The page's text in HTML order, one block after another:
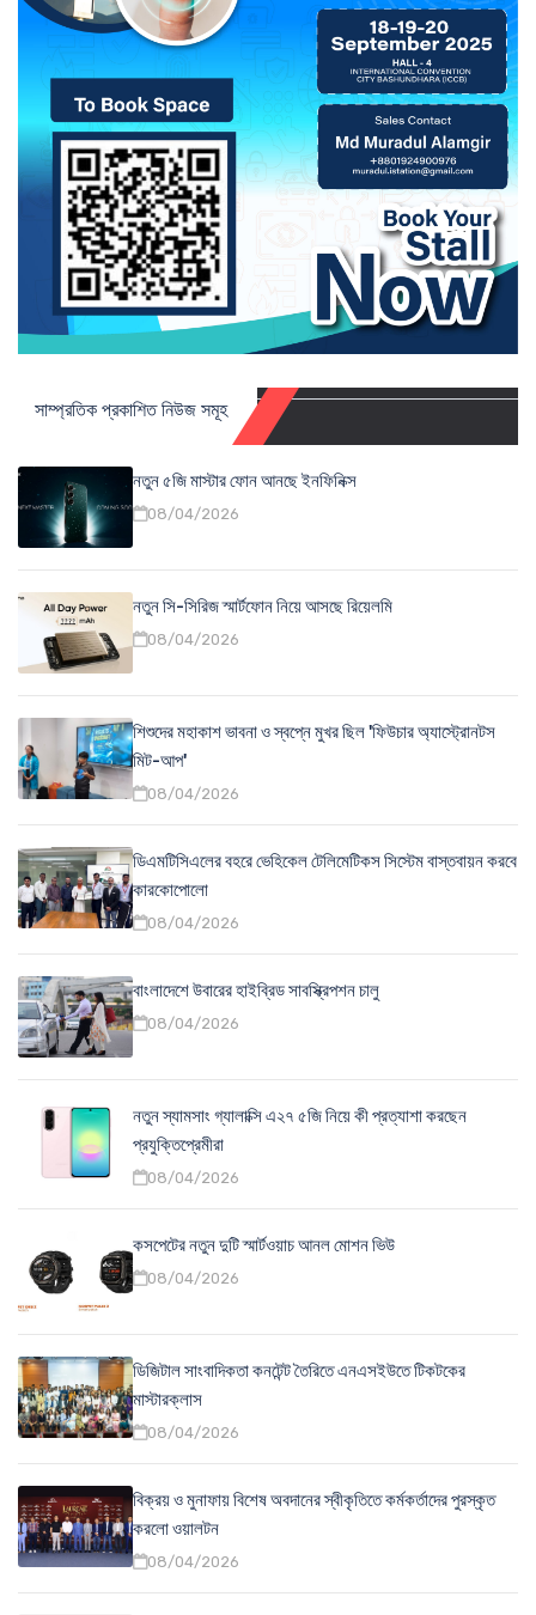
সাম্প্রতিক প্রকাশিত নিউজ সমূহ
নতুন ৫জি মাস্টার ফোন আনছে ইনফিনিক্স
08/04/2026
নতুন সি-সিরিজ স্মার্টফোন নিয়ে আসছে রিয়েলমি
08/04/2026
শিশুদের মহাকাশ ভাবনা ও স্বপ্নে মুখর ছিল 'ফিউচার অ্যাস্ট্রোনটস
মিট-আপ'
08/04/2026
ডিএমটিসিএলের বহরে ভেহিকেল টেলিমেটিকস সিস্টেম বাস্তবায়ন করবে
কারকোপোলো
08/04/2026
বাংলাদেশে উবারের হাইব্রিড সাবস্ক্রিপশন চালু
08/04/2026
নতুন স্যামসাং গ্যালাক্সি এ২৭ ৫জি নিয়ে কী প্রত্যাশা করছেন
প্রযুক্তিপ্রেমীরা
08/04/2026
কসপেটের নতুন দুটি স্মার্টওয়াচ আনল মোশন ভিউ
08/04/2026
ডিজিটাল সাংবাদিকতা কনটেন্ট তৈরিতে এনএসইউতে টিকটকের
মাস্টারক্লাস
08/04/2026
বিক্রয় ও মুনাফায় বিশেষ অবদানের স্বীকৃতিতে কর্মকর্তাদের পুরস্কৃত
করলো ওয়ালটন
08/04/2026